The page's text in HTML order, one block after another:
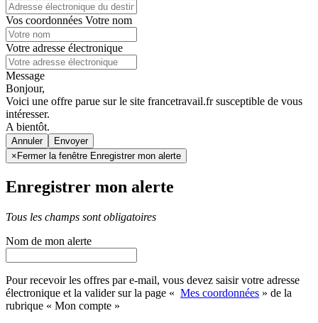
Vos coordonnées Votre nom
Votre adresse électronique
Message
Bonjour,
Voici une offre parue sur le site francetravail.fr susceptible de vous
intéresser.
A bientôt.
Annuler
× Fermer la fenêtre Enregistrer mon alerte
Enregistrer mon alerte
Tous les champs sont obligatoires
Nom de mon alerte
Pour recevoir les offres par e-mail, vous devez saisir votre adresse
électronique et la valider sur la page « Mes coordonnées » de la
rubrique « Mon compte »